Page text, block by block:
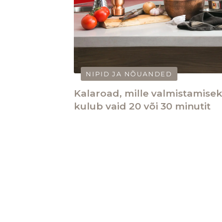
NIPID JA NÕUANDED
Kalaroad, mille
kulub vaid 20 või 30 minutit